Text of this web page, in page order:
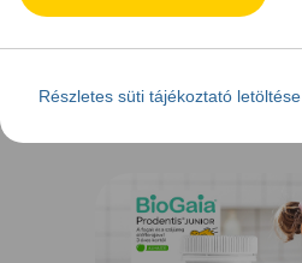
Részletes süti tájékoztató letöltése